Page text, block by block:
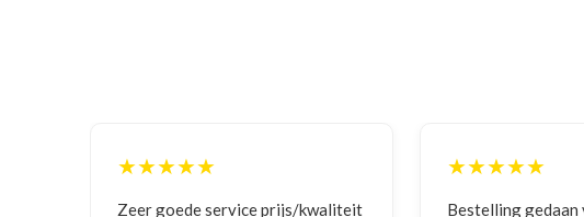
★★★★★
Zeer goede service prijs/kwaliteit
★★★★★
Bestelling gedaan